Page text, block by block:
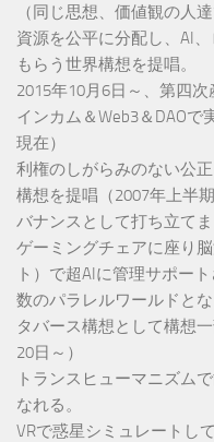
（同じ思想、価値観の人
資源を公平に分配し、AI
もらう世界構想を提唱。
2015年10月6日～、第四
インカム＆Web3＆DAOで
現在）
利権のしがらみのない公
構想を提唱（2007年上半
バナンスとして打ち立て
ゲーミングチェアに座り
ト）で超AIに管理サポー
数のパラレルワールドと
タバース構想として構
20日～）
トランスヒューマニズム
なれる。
VRで惑星シミュレートし